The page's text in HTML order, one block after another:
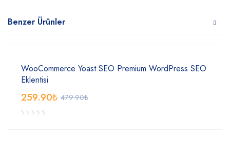
Benzer Ürünler
WooCommerce Yoast SEO Premium WordPress SEO
Eklentisi
479.90₺
259.90₺